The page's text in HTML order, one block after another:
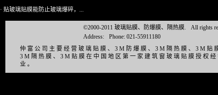
· 贴玻璃贴膜能防止玻璃爆碎，...
©2000-2011 玻璃贴膜、防爆膜、隔热膜.
All rights
Address:
Phone: 021-55911180
仲富公司主要经营玻璃贴膜、3M防爆膜、3M隔热膜、3M
3M隔热膜、3M贴膜在中国地区第一家建筑窗玻璃贴膜授权
业。